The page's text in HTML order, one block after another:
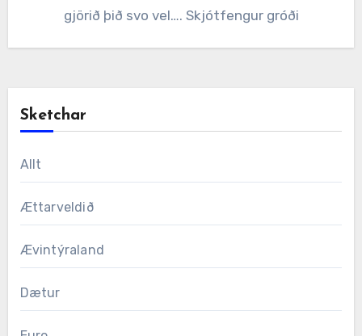
gjörið þið svo vel…. Skjótfengur gróði
Sketchar
Allt
Ættarveldið
Ævintýraland
Dætur